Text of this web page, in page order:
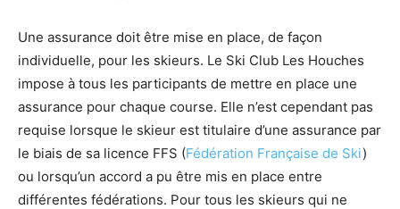
Une assurance doit être mise en place, de façon
individuelle, pour les skieurs. Le Ski Club Les Houches
impose à tous les participants de mettre en place une
assurance pour chaque course. Elle n’est cependant pas
requise lorsque le skieur est titulaire d’une assurance par
le biais de sa licence FFS (Fédération Française de Ski)
ou lorsqu’un accord a pu être mis en place entre
différentes fédérations. Pour tous les skieurs qui ne